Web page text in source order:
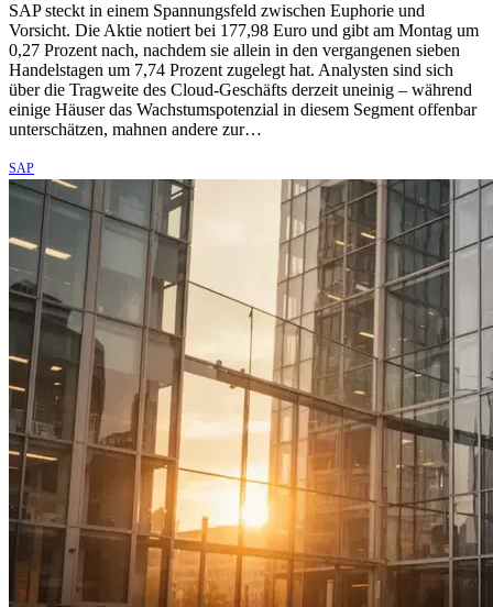
SAP steckt in einem Spannungsfeld zwischen Euphorie und
Vorsicht. Die Aktie notiert bei 177,98 Euro und gibt am Montag um
0,27 Prozent nach, nachdem sie allein in den vergangenen sieben
Handelstagen um 7,74 Prozent zugelegt hat. Analysten sind sich
über die Tragweite des Cloud-Geschäfts derzeit uneinig – während
einige Häuser das Wachstumspotenzial in diesem Segment offenbar
unterschätzen, mahnen andere zur…
SAP